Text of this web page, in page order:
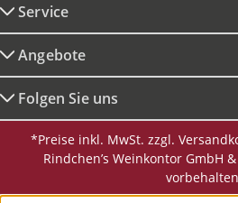
Service
Angebote
Folgen Sie uns
*Preise inkl. MwSt. zzgl.
Rindchen’s Weinkontor GmbH
vorbehalten